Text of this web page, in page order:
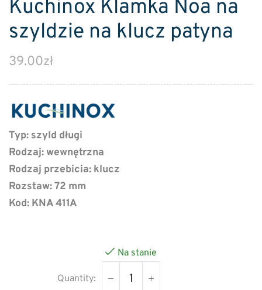
Kuchinox Klamka Noa na
szyldzie na klucz patyna
39.00zł
Typ: szyld długi
Rodzaj: wewnętrzna
Rodzaj przebicia: klucz
Rozstaw: 72 mm
Kod: KNA 411A
Na stanie